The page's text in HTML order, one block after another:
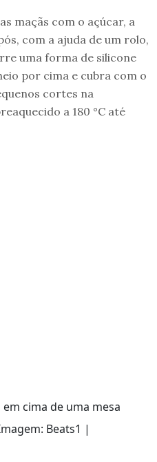
maçãs com o açúcar, a
com a ajuda de um rolo,
uma forma de silicone
por cima e cubra com o
cortes na
a 180 °C até
Beats1 |